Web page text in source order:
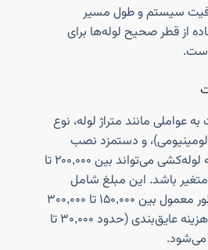
سیستم و طول مسیر
از قطر صحیح لوله‌ها برای
است.
مانند متراژ لوله، نوع
و دستمزد نصب
بستگی دارد. به طور کلی، هزینه لوله‌کشی می‌تواند بین ۲۰۰,۰۰۰ تا
متر متغیر باشد. این مبلغ شامل
قیمت لوله‌های مسی (که به طور معمول بین ۱۵۰,۰۰۰ تا ۳۰۰,۰۰۰
تومان به ازای هر متر است) و هزینه عایق‌بندی (حدود ۳۰,۰۰۰ تا